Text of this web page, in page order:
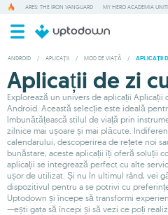
ARES: THE IRON VANGUARD MY HERO ACADEMIA
ANDROID / APLICAȚII / MOD DE VIAȚĂ / APLICAȚII
Aplicații de zi
Explorează un univers de aplicații
Android. Această selecție este ideală
îmbunătățească stilul de viață prin
zilnice mai ușoare și mai plăcute.
calendarului, descoperirea de rețete noi
bunăstare, aceste aplicații îți oferă soluții
aplicații se integrează perfect cu alte
ușor de utilizat. Și nu în ultimul rând, vei
dispozitivul pentru a se potrivi cu
Uptodown și începe să transformi
—ești gata să începi și să vezi ce poți